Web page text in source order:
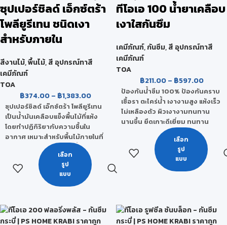
1 แกลลอน, 5 แกลลอน
ซุปเปอร์ชิลด์ เอ็กซ์ตร้า
โพลียูรีเทน ชนิดเงา
สำหรับภายใน
สีงานไม้,พื้นไม้,สี อุปกรณ์ทาสี
เคมีภัณฑ์
TOA
฿374.00– ฿1,383.00
ซุปเปอร์ชิลด์ เอ๊กซ์ตร้า โพลียูรีเทน
เป็นน้ำมันเคลือบแข็งพื้นไม้ที่แห้ง
โดยทำปฏิกิริยากับความชื้นใน
อากาศ เหมาะสำหรับพื้นไม้ภายในที่
ไม่มีแดดส่องถึง ทาง่าย ขึ้นฟิล์มไว
ให้ความเงางามสูง สามารถป้องกัน
แบคทีเรียได้ตลอดอายุการใช้งาน
ฟิล์มสีสามารถทนต่อการขูดขีด
การขัดถู และ สามารถยึดเกาะกับ
ทนทานต่อการกระแทก ความร้อน
และ สารเคมีได้ดี
เลือก
รูป
แบบ
ทีโอเอ 100 น้ำยาเคลือบ
เงาใสกันซึม
เคมีภัณฑ์,กันซึม,สี อุปกรณ์ทาสี
เคมีภัณฑ์
TOA
฿211.00 – ฿597.00
ป้องกันน้ำซึม 100% ป้องกันคราบ
เชื้อรา ตะไคร่น้ำ เงางามสูง แห้งเร็ว
ไม่เหลืองตัว ผิวเงางามทนทาน
นานขึ้น ยึดเกาะดีเยี่ยม ทนทาน
สภาวะอากาศ
ผลิตจากอะคริลิกโพลิเมอร์แท้
100% คุณภาพสูง (สูตรน้ำมัน) ที่ให้
เนื้อฟิล์มใสแข็ง ให้ความเงางามสูง
เปิดใช้งานได้ทันที ไม่ต้องผสม ใช้ได้
ทั้งภายนอกและภายใน
เลือก
รูป
แบบ